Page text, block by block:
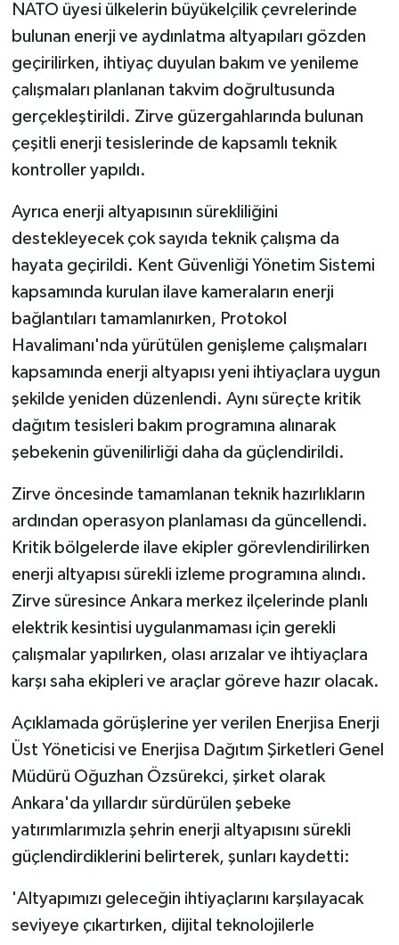
NATO üyesi ülkelerin büyükelçilik çevrelerinde
bulunan enerji ve aydınlatma altyapıları gözden
geçirilirken, ihtiyaç duyulan bakım ve yenileme
çalışmaları planlanan takvim doğrultusunda
gerçekleştirildi. Zirve güzergahlarında bulunan
çeşitli enerji tesislerinde de kapsamlı teknik
kontroller yapıldı.
Ayrıca enerji altyapısının sürekliliğini
destekleyecek çok sayıda teknik çalışma da
hayata geçirildi. Kent Güvenliği Yönetim Sistemi
kapsamında kurulan ilave kameraların enerji
bağlantıları tamamlanırken, Protokol
Havalimanı'nda yürütülen genişleme çalışmaları
kapsamında enerji altyapısı yeni ihtiyaçlara uygun
şekilde yeniden düzenlendi. Aynı süreçte kritik
dağıtım tesisleri bakım programına alınarak
şebekenin güvenilirliği daha da güçlendirildi.
Zirve öncesinde tamamlanan teknik hazırlıkların
ardından operasyon planlaması da güncellendi.
Kritik bölgelerde ilave ekipler görevlendirilirken
enerji altyapısı sürekli izleme programına alındı.
Zirve süresince Ankara merkez ilçelerinde planlı
elektrik kesintisi uygulanmaması için gerekli
çalışmalar yapılırken, olası arızalar ve ihtiyaçlara
karşı saha ekipleri ve araçlar göreve hazır olacak.
Açıklamada görüşlerine yer verilen Enerjisa Enerji
Üst Yöneticisi ve Enerjisa Dağıtım Şirketleri Genel
Müdürü Oğuzhan Özsürekci, şirket olarak
Ankara'da yıllardır sürdürülen şebeke
yatırımlarımızla şehrin enerji altyapısını sürekli
güçlendirdiklerini belirterek, şunları kaydetti:
'Altyapımızı geleceğin ihtiyaçlarını karşılayacak
seviyeye çıkartırken, dijital teknolojilerle